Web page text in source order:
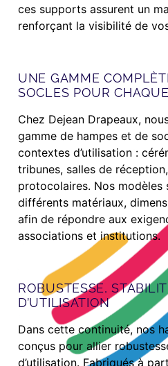
ces supports assurent un
renforçant la visibilité de
UNE GAMME
SOCLES POUR
Chez Dejean Drapeaux,
gamme de hampes et de
contextes d’utilisation :
tribunes, salles de
protocolaires. Nos modèles
différents matériaux,
afin de répondre aux
associations et institutions.
ROBUSTESSE,
D’UTILISATION
Dans cette continuité, nos
conçus pour allier
d’utilisation. Fabriqués à